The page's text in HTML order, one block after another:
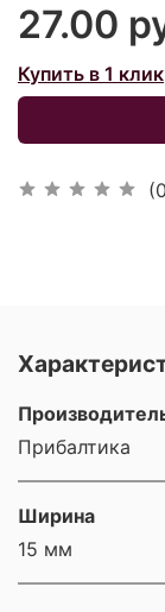
27.00
Купить в 1 клик
Прибалтика
Ширина
15 мм